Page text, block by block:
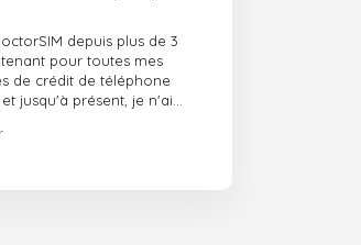
depuis plus de 3
pour toutes mes
de crédit de téléphone
jusqu'à présent, je n'ai